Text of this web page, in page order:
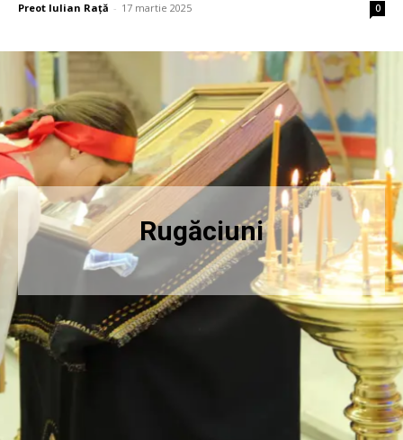
Preot Iulian Raţă - 17 martie 2025 0
Rugăciuni